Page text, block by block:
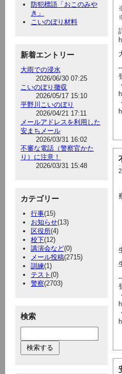
防犯標語「おこのみや
き」
こいのぼり材料
新着エントリー
大雨での浸水
2026/06/30 07:25
こいのぼり撤収
2026/05/17 15:10
平野川こいのぼり
2026/04/21 17:11
メールアドレスを利用した
安まちメール
2026/03/31 16:02
不審な電話（警察官かた
り）に注意！
2026/03/31 15:48
カテゴリー
行事(15)
お知らせ(13)
区役所(4)
校下(12)
講演会など(0)
メール投稿(2715)
訓練(1)
テスト (0)
警察(2703)
検索
--
--